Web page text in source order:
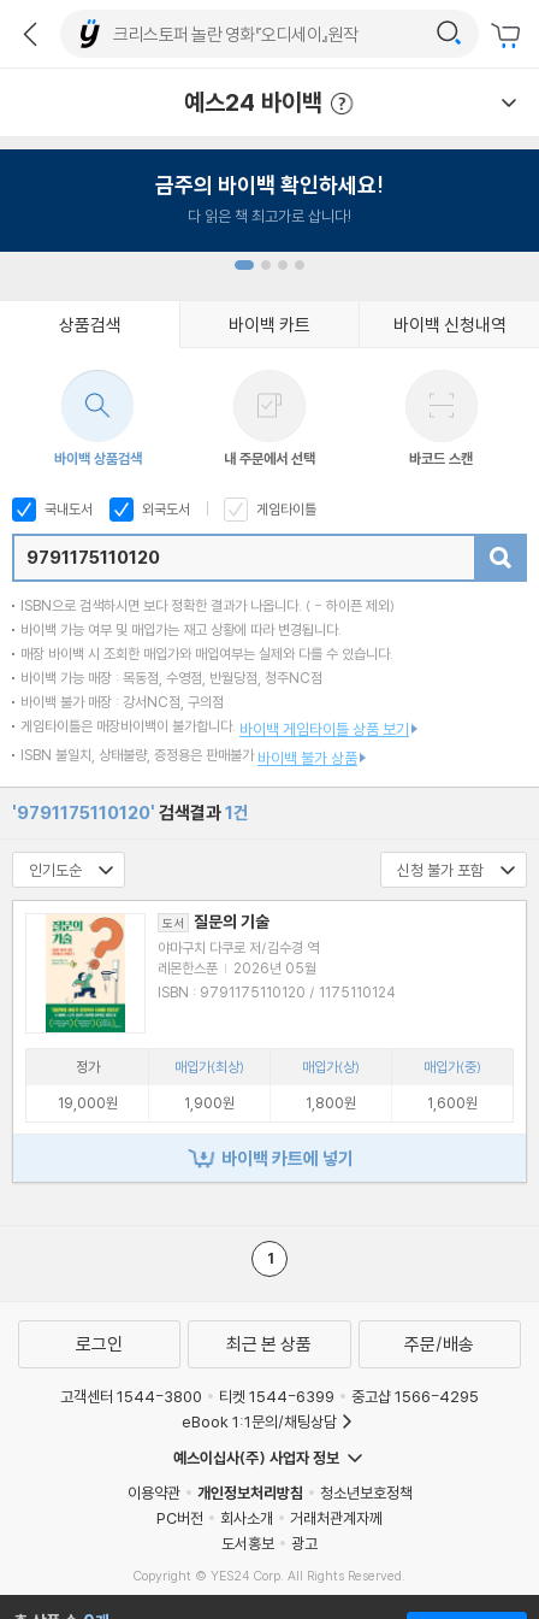
예스24 바이백
금주의 바이백 확인하세요!
다 읽은 책 최고가로 삽니다!
상품검색 바이백 카트 바이백 신청내역
바이백 상품검색 내 주문에서 선택 바코드 스캔
국내도서 외국도서 게임타이틀
ISBN으로 검색하시면 보다 정확한 결과가 나옵니다. ( - 하이픈 제외)
바이백 가능 여부 및 매입가는 재고 상황에 따라 변경됩니다.
매장 바이백 시 조회한 매입가와 매입여부는 실제와 다를 수 있습니다.
바이백 가능 매장 : 목동점, 수영점, 반월당점, 청주NC점
바이백 불가 매장 : 강서NC점, 구의점
게임타이틀은 매장바이백이 불가합니다. 바이백 게임타이틀 상품 보기
ISBN 불일치, 상태불량, 증정용은 판매불가 바이백 불가 상품
'9791175110120' 검색결과1건
도서 질문의 기술
야마구치 다쿠로 저/김수경 역
레몬한스푼 | 2026년 05월
ISBN : 9791175110120 / 1175110124
정가 매입가(최상) 매입가(상)
매입가(중)
19,000원
1,900원 1,800원 1,600원
바이백 카트에 넣기
1
로그인 최근 본 상품 주문/배송
고객센터 1544-3800 티켓 1544-6399
중고샵 1566-4295
eBook 1:1문의/채팅상담
예스이십사(주) 사업자 정보
이용약관
개인정보처리방침
청소년보호정책
PC버전
회사소개
거래처관계자께
도서홍보
광고
Copyright © YES24 Corp. All Rights Reserved.
MATOM12